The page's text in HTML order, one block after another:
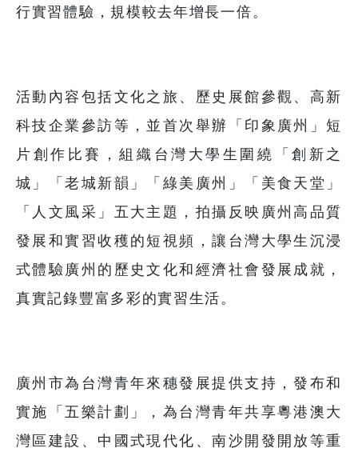
行實習體驗，規模較去年增長一倍。
活動內容包括文化之旅、歷史展館參觀、高新
科技企業參訪等，並首次舉辦「印象廣州」短
片創作比賽，組織台灣大學生圍繞「創新之
城」「老城新韻」「綠美廣州」「美食天堂」
「人文風采」五大主題，拍攝反映廣州高品質
發展和實習收穫的短視頻，讓台灣大學生沉浸
式體驗廣州的歷史文化和經濟社會發展成就，
真實記錄豐富多彩的實習生活。
廣州市為台灣青年來穗發展提供支持，發布和
實施「五樂計劃」，為台灣青年共享粵港澳大
灣區建設、中國式現代化、南沙開發開放等重